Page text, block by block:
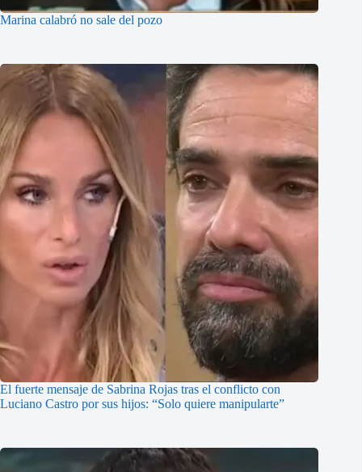
Marina calabró no sale del pozo
El fuerte mensaje de Sabrina Rojas tras el conflicto con
Luciano Castro por sus hijos: “Solo quiere manipularte”